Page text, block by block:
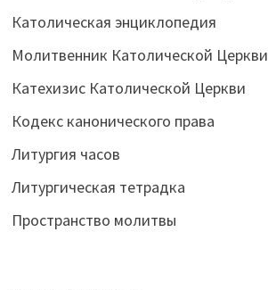
Католическая энциклопедия
Молитвенник Католической Церкви
Катехизис Католической Церкви
Кодекс канонического права
Литургия часов
Литургическая тетрадка
Пространство молитвы